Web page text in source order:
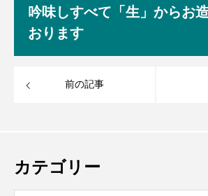
吟味しすべて「生」からお
おります
前の記事
カテゴリー